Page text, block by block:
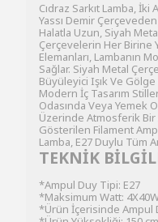
Cıdraz Sarkıt Lamba,
Yassı Demir
Halatla Uzun, Siyah
Çerçevelerin Her Birine
Elemanları, Lambanın
Sağlar. Siyah Metal
Büyüleyici Işık Ve Gölge
Modern İç Tasarım
Odasında Veya Yemek
Üzerinde Atmosferik Bir
Gösterilen Filament
Lamba, E27 Duylu Tüm
TEKNİK
*Ampul Duy Tipi: E27
*Maksimum Watt:
*Ürün İçerisinde Ampul